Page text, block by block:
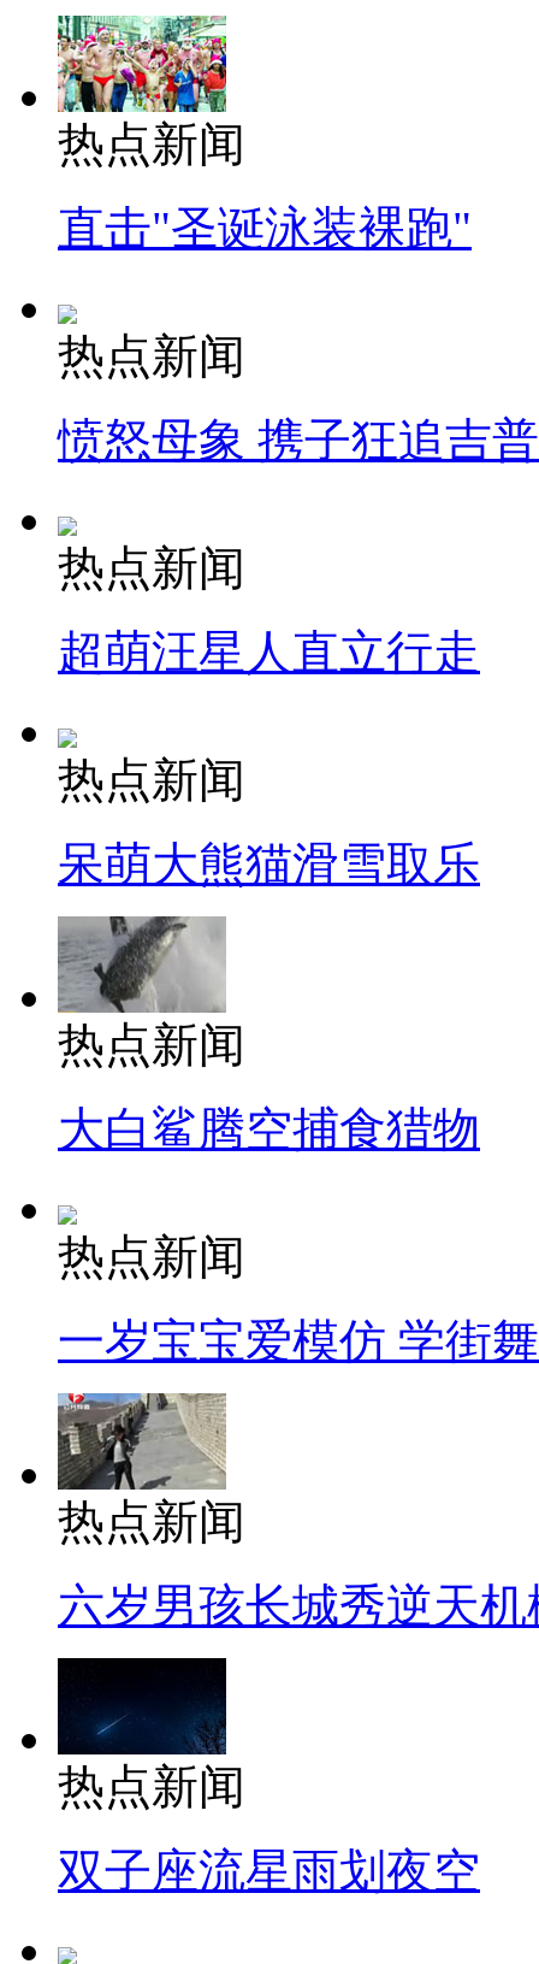
热点新闻
直击"圣诞泳装裸跑"
热点新闻
愤怒母象 携子狂追吉
热点新闻
超萌汪星人直立行走
热点新闻
呆萌大熊猫滑雪取乐
热点新闻
大白鲨腾空捕食猎物
热点新闻
一岁宝宝爱模仿 学街
热点新闻
六岁男孩长城秀逆天机
热点新闻
双子座流星雨划夜空